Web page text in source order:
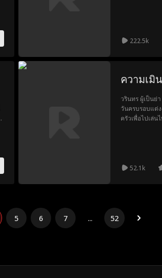
สาหัสยาวนา
สามปีต่อมา เ
เคยสดใสร่าง
222.5k
ความเมิ
วรินทร ผู้เป็นย่
วันครบรอบแต่
ครัวเพื่อไปเล่
ว่าเธอคิดมา
ชีวิตจากการสู
รูปถ่ายลูกสา
52.1k
5 6 7 ... 52